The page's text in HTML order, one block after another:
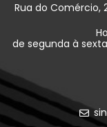
Rua do Comércio,
de segunda à